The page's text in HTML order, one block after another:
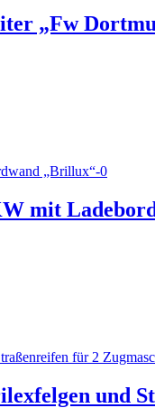
„Fw
mit
und